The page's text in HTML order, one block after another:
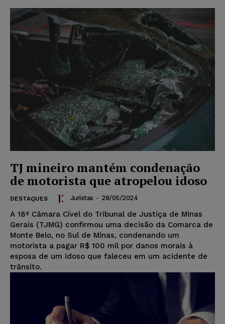
TJ mineiro mantém condenação
de motorista que atropelou idoso
DESTAQUES Juristas - 28/05/2024
A 18ª Câmara Cível do Tribunal de Justiça de Minas
Gerais (TJMG) confirmou uma decisão da Comarca de
Monte Belo, no Sul de Minas, condenando um
motorista a pagar R$ 100 mil por danos morais à
esposa de um idoso que faleceu em um acidente de
trânsito.